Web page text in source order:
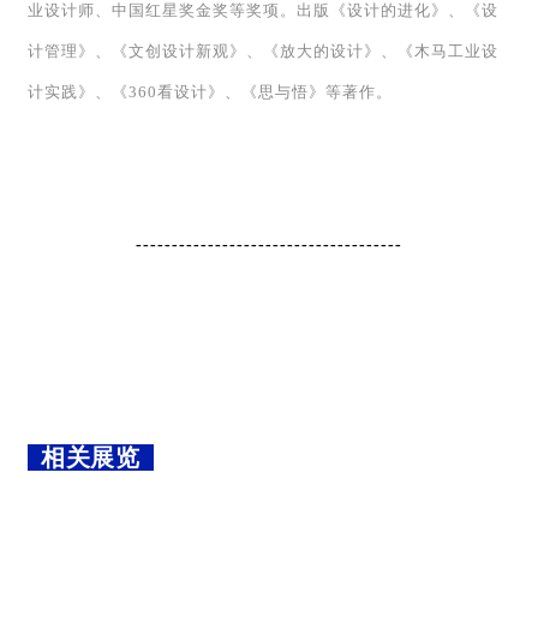
业设计师、中国红星奖金奖等奖项。出版《设计的进化》、《设
计管理》、《文创设计新观》、《放大的设计》、《木马工业设
计实践》、《360看设计》、《思与悟》等著作。
-------------------------------------
相关展览